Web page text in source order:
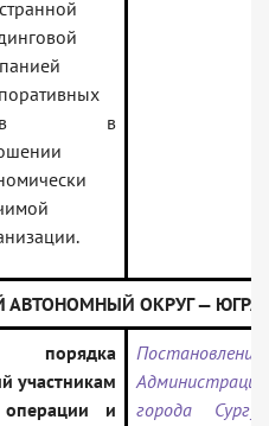
в
ОКРУГ — ЮГРА
порядка
участникам
операции и
Постановление
Администрации
города